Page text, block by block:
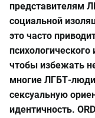
представителям
социальной
это часто
чтобы избежать
многие ЛГБТ-
сексуальную
идентичность.